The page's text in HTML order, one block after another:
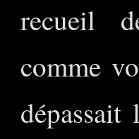
recueil
comme
dépassait